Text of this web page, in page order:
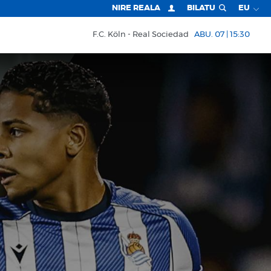
NIRE REALA BILATU EU
F.C. Köln Real Sociedad ABU. 07 | 15:30